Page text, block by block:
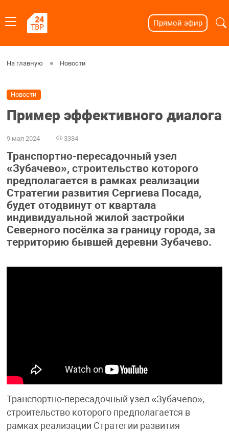
Прямой эфир
На главную Новости
Новости
Пример эффективного диалога
9 мая 2024 3384
Транспортно-пересадочный узел
«Зубачево», строительство которого
предполагается в рамках реализации
Стратегии развития Сергиева Посада,
будет отодвинут от квартала
индивидуальной жилой застройки
Северного посёлка за границу города, за
территорию бывшей деревни Зубачево.
Транспортно-пересадочный узел «Зубачево»,
строительство которого предполагается в
рамках реализации Стратегии развития